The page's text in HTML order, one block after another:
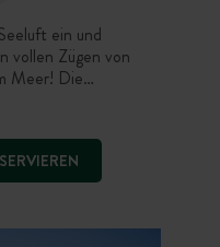
ein und
vollen Zügen von
Meer! Die
des Sableaux –